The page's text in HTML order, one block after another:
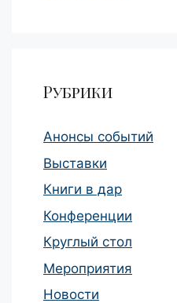
Рубрики
Анонсы событий
Выставки
Книги в дар
Конференции
Круглый стол
Мероприятия
Новости